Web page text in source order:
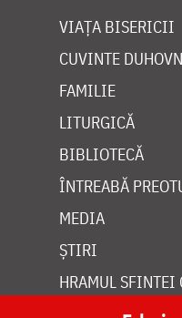
VIAȚA BISERICII
CUVINTE
FAMILIE
LITURGICĂ
BIBLIOTECĂ
ÎNTREABĂ
MEDIA
ȘTIRI
HRAMUL SFINTEI